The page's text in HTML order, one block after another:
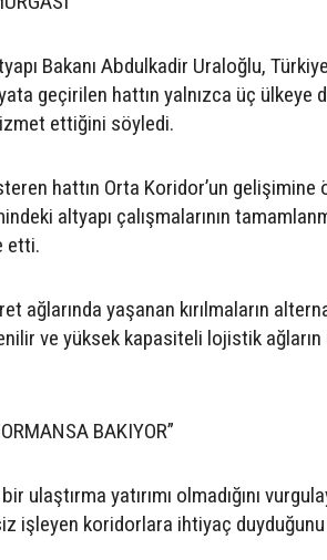
Bakanı Abdulkadir Uraloğlu,
geçirilen hattın yalnızca üç ülkeye
ettiğini söyledi.
hattın Orta Koridor’un gelişimine
altyapı çalışmalarının
etti.
ağlarında yaşanan kırılmaların
ve yüksek kapasiteli lojistik
BAKIYOR”
ulaştırma yatırımı olmadığını
işleyen koridorlara ihtiyaç